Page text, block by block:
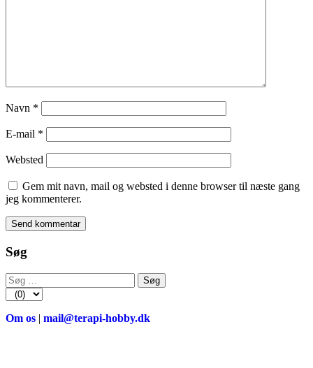
Navn *
E-mail *
Websted
Gem mit navn, mail og websted i denne browser til næste gang
jeg kommenterer.
Søg
Søg
efter:
Om os | mail@terapi-hobby.dk